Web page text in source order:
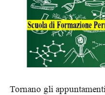
Tornano gli